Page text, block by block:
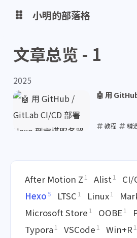
博客
网盘
小明的部落格
文章总览 - 1
2025
🤖 用
教程 精
After Motion Z 1 Alist1 CI/
Hexo5 LTSC 1 Linux1
Microsoft Store 1 OOBE1
Typora 1 VSCode 1 Win+R 1